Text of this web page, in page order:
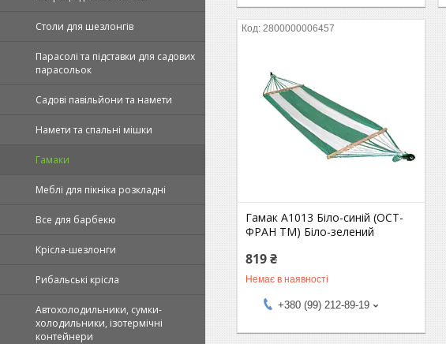
Столи для шезлонгів
Парасолі та підставки для садових
парасольок
Садові павільйони та намети
Намети та спальні мішки
Гамаки
Меблі для пікніка розкладні
Все для барбекю
Крісла-шезлонги
Рибальські крісла
Автохолодильники, сумки-
холодильники, ізотермічні
контейнери
2800000006457
Гамак А1013 Біло-синій (ОСТ-
ФРАН ТМ) Біло-зелений
819 ₴
Немає в наявності
+380 (99) 212-89-19